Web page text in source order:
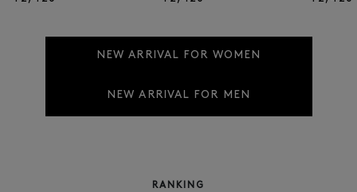
NEW ARRIVAL FOR WOMEN
NEW ARRIVAL FOR MEN
RANKING